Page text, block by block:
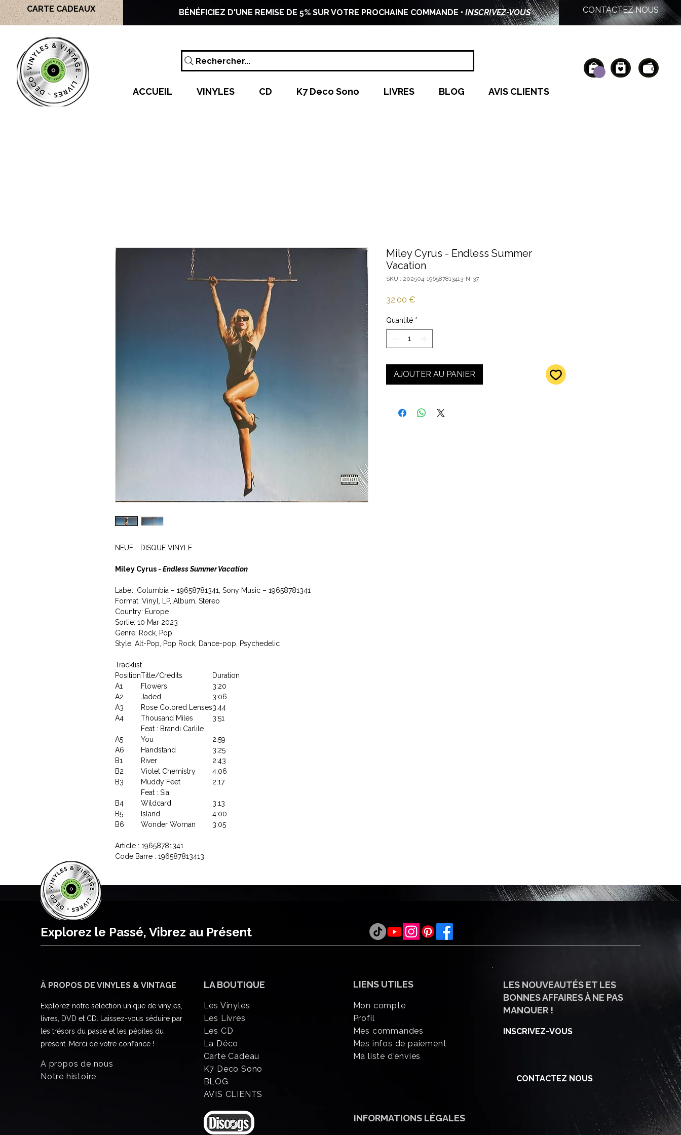
CARTE CADEAUX BÉNÉFICIEZ D'UNE REMISE DE 5% SUR VOTRE PROCHAINE COMMANDE •INSCRIVEZ-VOUS CONTACTEZ NOUS
Rechercher...
ACCUEIL VINYLES CD K7 Deco Sono LIVRES BLOG AVIS CLIENTS
NEUF - DISQUE VINYLE
Miley Cyrus - Endless Summer Vacation
Label: Columbia ‎– 19658781341, Sony Music ‎– 19658781341
Format: Vinyl, LP, Album, Stereo
Country: Europe
Sortie: 10 Mar 2023
Genre: Rock, Pop
Style: Alt-Pop, Pop Rock, Dance-pop, Psychedelic
Tracklist
PositionTitle/Credits
Duration
A1
Flowers
3:20
A2
Jaded
3:06
A3
Rose Colored Lenses3:44
A4
Thousand Miles
Feat : Brandi Carlile
3:51
A5 You
2:59
A6
Handstand
3:25
B1
River
2:43
B2
Violet Chemistry
4:06
B3
Muddy Feet
Feat : Sia
2:17
B4 Wildcard
3:13
B5
Island
4:00
B6
Wonder Woman 3:05
Article : 19658781341
Code Barre : 196587813413
Miley Cyrus - Endless Summer
Vacation
SKU : 202504-196587813413-N-37
32,00 €Prix
Quantité *
AJOUTER AU PANIER
Explorez le Passé, Vibrez au Présent
À PROPOS DE VINYLES & VINTAGE
Explorez notre sélection unique de vinyles,
livres, DVD et CD. Laissez-vous séduire par
les trésors du passé et les pépites du
présent. Merci de votre confiance !
A propos de nous
Notre histoire
LA BOUTIQUE
Les Vinyles
Les Livres
Les CD
La Déco
Carte Cadeau
K7 Deco Sono
BLOG
AVIS CLIENTS
LIENS UTILES
Mon compte
Profil
Mes commandes
Mes infos de paiement
Ma liste d'envies
INFORMATIONSLÉGALES
LES NOUVEAUTÉS ET LES
BONNES AFFAIRES À NE PAS
MANQUER !
INSCRIVEZ-VOUS
CONTACTEZ NOUS